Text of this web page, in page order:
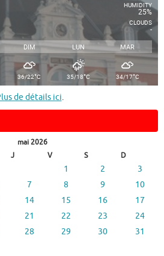
HUMIDITY
25%
CLOUDS
-
DIM LUN MAR
36/22°C 35/18°C 34/17°C
de détails ici.
mai 2026
J V S D
1 2
3
7 8 9
10
14 15 16
17
21 22 23
24
28 29 30
31